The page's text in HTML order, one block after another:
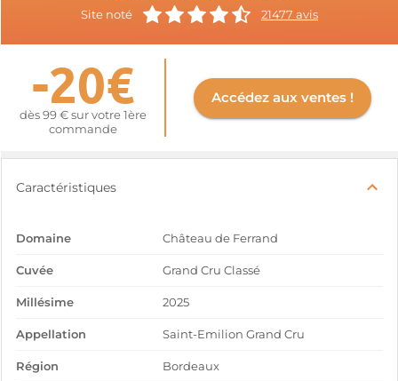
Site noté 21477 avis
-20€
dès 99 € sur votre 1ère
commande
Accédez aux ventes !
Caractéristiques
Domaine Château de Ferrand
Cuvée Grand Cru Classé
Millésime 2025
Appellation Saint-Emilion Grand Cru
Région Bordeaux